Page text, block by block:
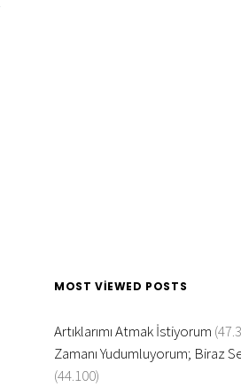
MOST VIEWED POSTS
Artıklarımı Atmak İstiyorum
Zamanı Yudumluyorum; Biraz
(44.100)